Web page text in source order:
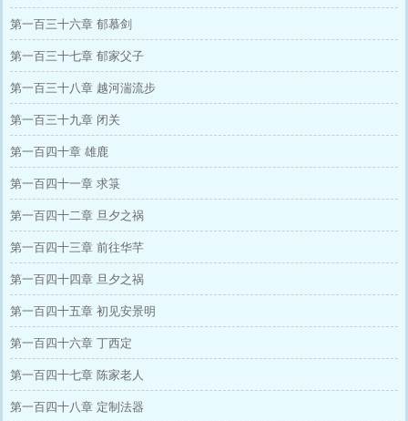
第一百三十六章 郁慕剑
第一百三十七章 郁家父子
第一百三十八章 越河湍流步
第一百三十九章 闭关
第一百四十章 雄鹿
第一百四十一章 求箓
第一百四十二章 旦夕之祸
第一百四十三章 前往华芊
第一百四十四章 旦夕之祸
第一百四十五章 初见安景明
第一百四十六章 丁西定
第一百四十七章 陈家老人
第一百四十八章 定制法器